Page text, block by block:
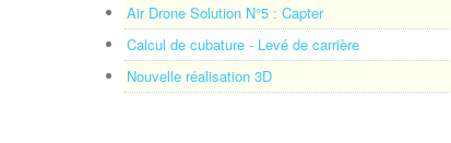
Air Drone Solution N°5 : Capter
Calcul de cubature - Levé de carrière
Nouvelle réalisation 3D